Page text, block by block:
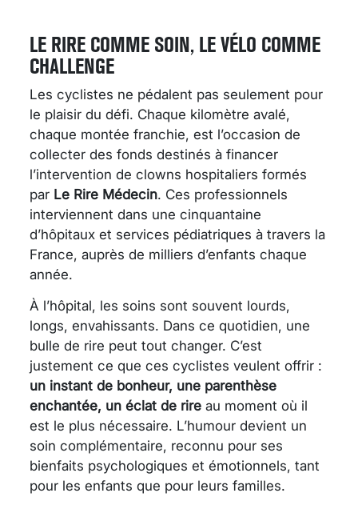
LE RIRE COMME SOIN, LE VÉLO COMME
CHALLENGE
Les cyclistes ne pédalent pas seulement pour
le plaisir du défi. Chaque kilomètre avalé,
chaque montée franchie, est l’occasion de
collecter des fonds destinés à financer
l’intervention de clowns hospitaliers formés
par Le Rire Médecin. Ces professionnels
interviennent dans une cinquantaine
d’hôpitaux et services pédiatriques à travers la
France, auprès de milliers d’enfants chaque
année.
À l’hôpital, les soins sont souvent lourds,
longs, envahissants. Dans ce quotidien, une
bulle de rire peut tout changer. C’est
justement ce que ces cyclistes veulent offrir :
un instant de bonheur, une parenthèse
enchantée, un éclat de rire au moment où il
est le plus nécessaire. L’humour devient un
soin complémentaire, reconnu pour ses
bienfaits psychologiques et émotionnels, tant
pour les enfants que pour leurs familles.